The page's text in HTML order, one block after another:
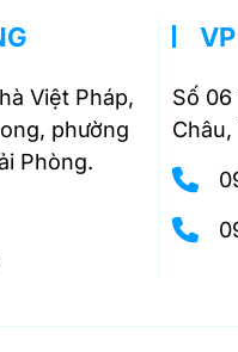
Việt Pháp,
phường
Phòng.
Số 06